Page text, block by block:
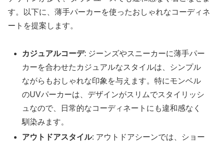
す。以下に、薄手パーカーを使ったおしゃれなコーディネ
ートを提案します。
カジュアルコーデ: ジーンズやスニーカーに薄手パー
カーを合わせたカジュアルなスタイルは、シンプル
ながらもおしゃれな印象を与えます。特にモンベル
のUVパーカーは、デザインがスリムでスタイリッシ
ュなので、日常的なコーディネートにも違和感なく
馴染みます。
アウトドアスタイル: アウトドアシーンでは、ショー